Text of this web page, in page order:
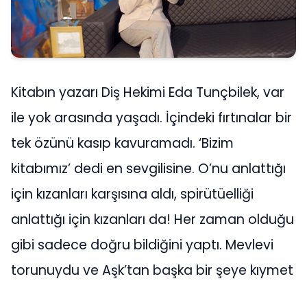
Kitabın yazarı Diş Hekimi Eda Tunçbilek, var
ile yok arasında yaşadı. İçindeki fırtınalar bir
tek özünü kasıp kavuramadı. ‘Bizim
kitabımız’ dedi en sevgilisine. O’nu anlattığı
için kızanları karşısına aldı, spirütüelliği
anlattığı için kızanları da! Her zaman olduğu
gibi sadece doğru bildiğini yaptı. Mevlevi
torunuydu ve Aşk’tan başka bir şeye kıymet